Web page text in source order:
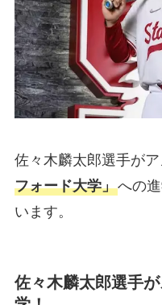
佐々木麟太郎選手が
フォード大学」への
います。
佐々木麟太郎選手